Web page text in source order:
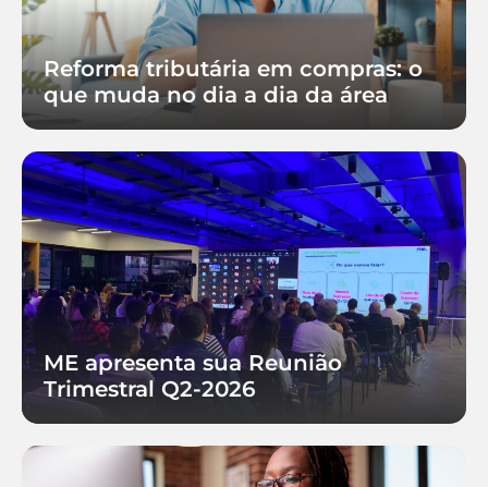
Reforma tributária em compras: o
que muda no dia a dia da área
ME apresenta sua Reunião
Trimestral Q2-2026